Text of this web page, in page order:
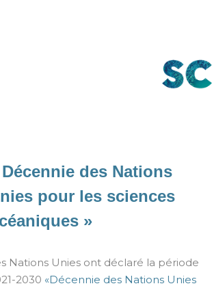
Décennie des Nations
pour les sciences
»
Nations Unies ont déclaré la période
2030 «Décennie des Nations Unies